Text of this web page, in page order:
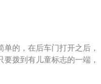
压发动机和7挡双离合变速
立悬架，后悬架使用了多
的，在后车门打开之后，
拨到有儿童标志的一端，
打开车门的。如果要关闭